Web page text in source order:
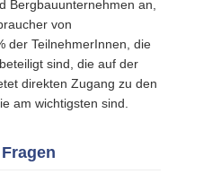
Bergbauunternehmen an,
von
der TeilnehmerInnen, die
sind, die auf der
direkten Zugang zu den
am wichtigsten sind.